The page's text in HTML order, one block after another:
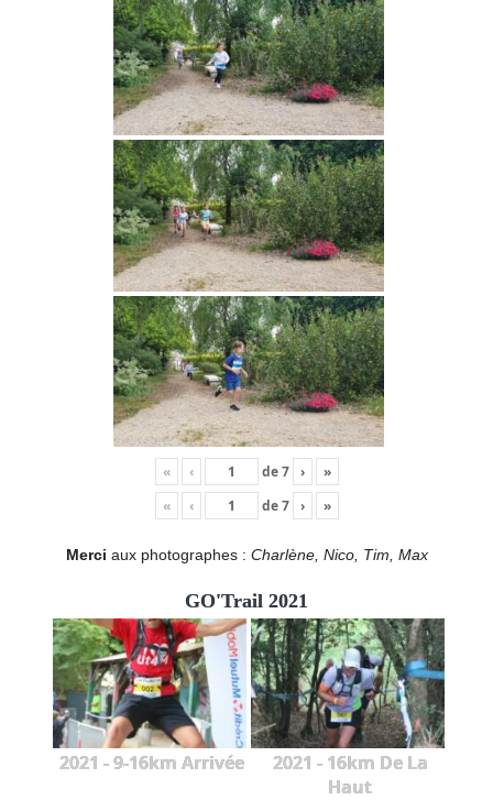
« ‹ de7 ›
»
«
‹ de7 › »
Merci aux photographes : Charlène, Nico, Tim, Max
GO'Trail 2021
2021 - 9-16km Arrivée
2021 - 16km De La
Haut